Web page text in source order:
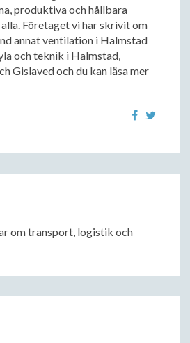
produktiva och hållbara
Företaget vi har skrivit om
annat ventilation i Halmstad
och teknik i Halmstad,
Gislaved och du kan läsa mer
om transport, logistik och